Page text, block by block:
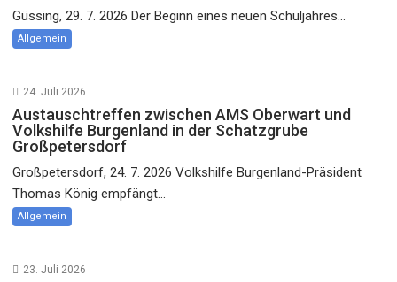
Güssing, 29. 7. 2026 Der Beginn eines neuen Schuljahres...
Allgemein
24. Juli 2026
Austauschtreffen zwischen AMS Oberwart und
Volkshilfe Burgenland in der Schatzgrube
Großpetersdorf
Großpetersdorf, 24. 7. 2026 Volkshilfe Burgenland-Präsident
Thomas König empfängt...
Allgemein
23. Juli 2026